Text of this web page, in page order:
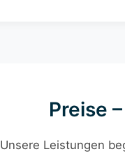
Preise
Unsere Leistungen